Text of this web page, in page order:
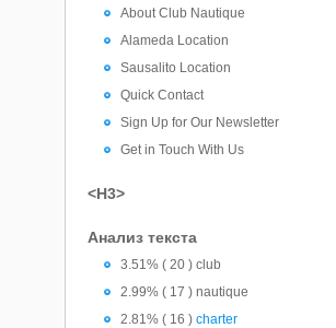
About Club Nautique
Alameda Location
Sausalito Location
Quick Contact
Sign Up for Our Newsletter
Get in Touch With Us
<H3>
Анализ текста
3.51% ( 20 ) club
2.99% ( 17 ) nautique
2.81% ( 16 ) charter